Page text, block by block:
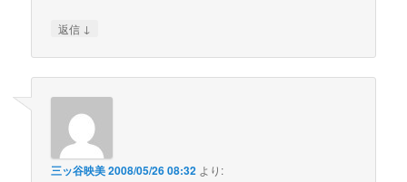
返信 ↓
三ッ谷映美2008/05/26 08:32 より: